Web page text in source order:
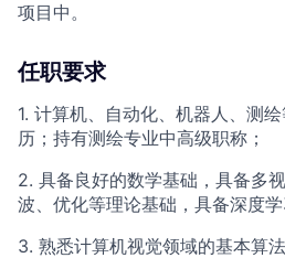
项目中。
任职要求
1. 计算机、自动化、机器人、测
历；持有测绘专业中高级职称；
2. 具备良好的数学基础，具备多
波、优化等理论基础，具备深度
3. 熟悉计算机视觉领域的基本算